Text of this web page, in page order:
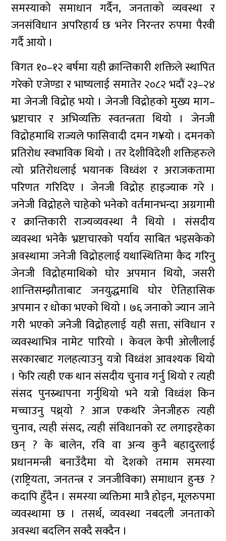
समस्याको समाधान गर्दैन, जनताको व्यवस्था र
जनसंविधान अपरिहार्य छ भनेर निरन्तर रुपमा पैरवी
गर्दै आयो ।
विगत १०–१२ बर्षमा यही क्रान्तिकारी शक्तिले स्थापित
गरेको एजेण्डा र भाष्यलाई समातेर २०८२ भदौं २३–२४
मा जेनजी विद्रोह भयो । जेनजी विद्रोहको मुख्य माग–
भ्रष्टाचार र अभिव्यक्ति स्वतन्त्रता थियो । जेनजी
विद्रोहमाथि राज्यले फासिवादी दमन ग¥यो । दमनको
प्रतिरोध स्वभाविक थियो । तर देशीविदेशी शक्तिहरुले
त्यो प्रतिरोधलाई भयानक विध्वंश र अराजकतामा
परिणत गरिदिए । जेनजी विद्रोह हाइज्याक गरे ।
जनेजी विद्रोहले चाहेको भनेको वर्तमानभन्दा अग्रगामी
र क्रान्तिकारी राज्यव्यवस्था नै थियो । संसदीय
व्यवस्था भनेकै भ्रष्टाचारको पर्याय साबित भइसकेको
अवस्थामा जनेजी विद्रोहलाई यथास्थितिमा कैद गरिनु
जेनजी विद्रोहमाथिको घोर अपमान थियो, जसरी
शान्तिसम्झौताबाट जनयुद्धमाथि घोर ऐतिहासिक
अपमान र धोका भएको थियो । ७६ जनाको ज्यान जाने
गरी भएको जनेजी विद्रोहलाई यही सत्ता, संविधान र
व्यवस्थाभित्र नामेट पारियो । केवल केपी ओलीलाई
सरकारबाट गलहत्याउनु यत्रो विध्वंश आवश्यक थियो
। फेरि त्यही एक थान संसदीय चुनाव गर्नु थियो र त्यही
संसद पुनस्र्थापना गर्नुथियो भने यत्रो विध्वंश किन
मच्चाउनु पथ्र्यो ? आज एकथरि जेनजीहरु त्यही
चुनाव, त्यही संसद, त्यही संविधानको रट लगाइरहेका
छन् ? के बालेन, रवि वा अन्य कुनै बहादुरलाई
प्रधानमन्त्री बनाउँदैमा यो देशको तमाम समस्या
(राष्ट्रियता, जनतन्त्र र जनजीविका) समाधान हुन्छ ?
कदापि हुँदैन । समस्या व्यक्तिमा मात्रै होइन, मूलरुपमा
व्यवस्थामा छ । तसर्थ, व्यवस्था नबदली जनताको
अवस्था बदलिन सक्दै सक्दैन ।